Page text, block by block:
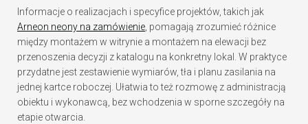
Informacje o realizacjach i specyfice projektów, takich jak
Arneon neony na zamówienie, pomagają zrozumieć różnice
między montażem w witrynie a montażem na elewacji bez
przenoszenia decyzji z katalogu na konkretny lokal. W praktyce
przydatne jest zestawienie wymiarów, tła i planu zasilania na
jednej kartce roboczej. Ułatwia to też rozmowę z administracją
obiektu i wykonawcą, bez wchodzenia w sporne szczegóły na
etapie otwarcia.